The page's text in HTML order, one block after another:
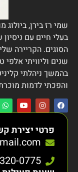
שמי רז בירן,
שנים וליוויתי אלפי
בהמשך ניהלתי
והפכתי לדמות
פרטי יצירת
0775